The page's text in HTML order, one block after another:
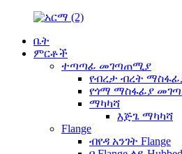
ቤት
ምርቶች
ተጣጣፊ መገጣጠሚያ
የብረታ ብረት
የጎማ ማስፋፊያ
ማካካሻ
እጅጌ ማካካሻ
Flange
ብየዳ አንገት Flange